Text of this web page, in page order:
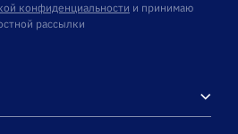
конфиденциальности и принимаю
рассылки